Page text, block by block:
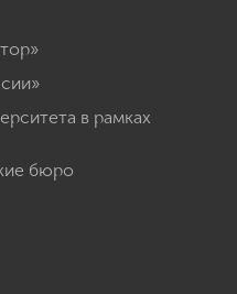
в рамках
бюро